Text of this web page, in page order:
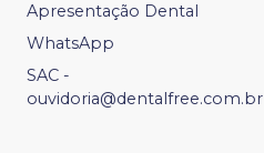
Apresentação Dental
WhatsApp
SAC -
ouvidoria@dentalfree.com.br